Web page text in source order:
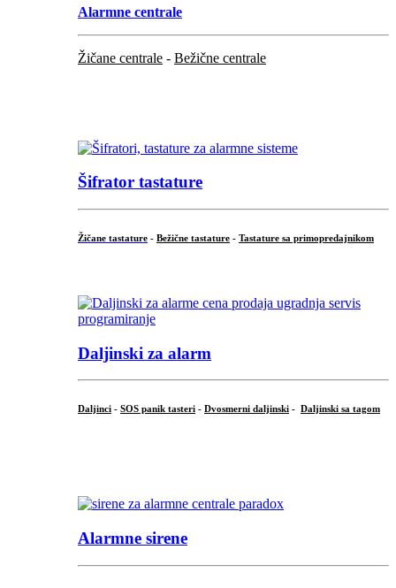
Alarmne centrale
Žičane centrale - Bežične centrale
Šifrator tastature
Žičane tastature - Bežične tastature - Tastature sa primopredajnikom
Daljinski za alarm
Daljinci - SOS panik tasteri - Dvosmerni daljinski - Daljinski sa tagom
Alarmne sirene